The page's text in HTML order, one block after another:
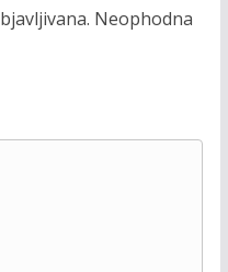
Neophodna